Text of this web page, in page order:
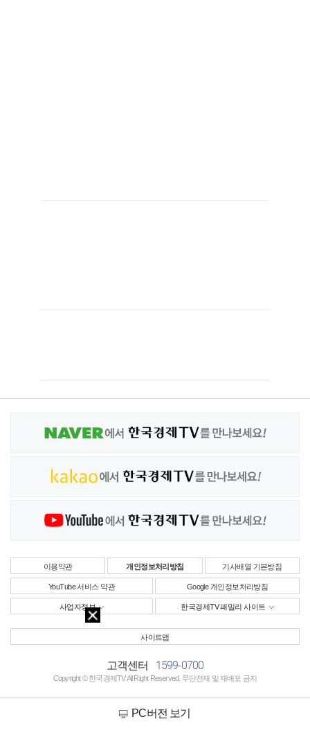
이용약관 개인정보처리방침 기사배열 기본방침
YouTube 서비스 약관 Google 개인정보처리방침
사업자정보 한국경제TV 패밀리 사이트
사이트맵
고객센터 1599-0700
Copyright © 한국경제TV All Right Reserved. 무단전재 및 재배포 금지
PC버전 보기